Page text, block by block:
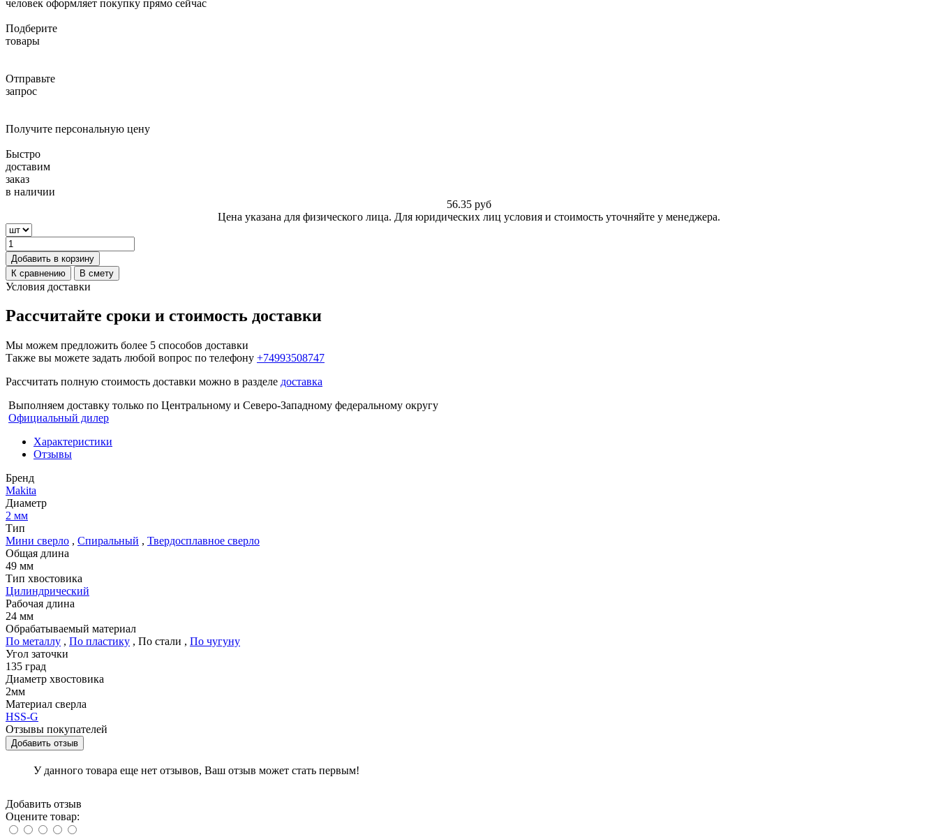
человек оформляет покупку прямо сейчас
Подберите
товары
Отправьте
запрос
Получите персональную цену
Быстро
доставим
заказ
в наличии
56.35 руб
Цена указана для физического лица. Для юридических лиц условия и стоимость уточняйте у менеджера.
Добавить в корзину
К сравнению
В смету
Условия доставки
Рассчитайте сроки и стоимость доставки
Мы можем предложить более 5 способов доставки
Также вы можете задать любой вопрос по телефону +74993508747
Рассчитать полную стоимость доставки можно в разделе доставка
Выполняем доставку только по Центральному и Северо-Западному федеральному округу
Официальный дилер
Характеристики
Отзывы
Бренд
Makita
Диаметр
2 мм
Тип
Мини сверло , Спиральный , Твердосплавное сверло
Общая длина
49 мм
Тип хвостовика
Цилиндрический
Рабочая длина
24 мм
Обрабатываемый материал
По металлу , По пластику , По стали , По чугуну
Угол заточки
135 град
Диаметр хвостовика
2мм
Материал сверла
HSS-G
Отзывы покупателей
Добавить отзыв
У данного товара еще нет отзывов, Ваш отзыв может стать первым!
Добавить отзыв
Оцените товар: